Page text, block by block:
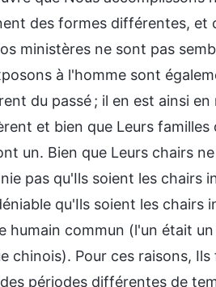
des formes différentes,
ministères ne sont pas
à l'homme sont
du passé ; il en est ainsi
et bien que Leurs
un. Bien que Leurs chairs
pas qu'Ils soient les chairs
qu'Ils soient les chairs
humain commun (l'un était
chinois). Pour ces raisons,
périodes différentes de